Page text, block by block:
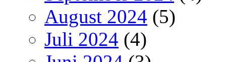
August 2024 (5)
Juli 2024 (4)